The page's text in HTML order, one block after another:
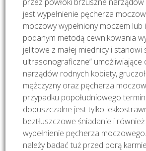
jest wypełnienie pęcherza
moczowy wypełniony moczem lub
podanym metodą cewnikowania
jelitowe z małej miednicy i stanowi
ultrasonograficzne” umożliwiające
narządów rodnych kobiety,
mężczyzny oraz pęcherza
przypadku popołudniowego
dopuszczalne jest tylko
beztłuszczowe śniadanie i
wypełnienie pęcherza
należy badać tuż przed porą